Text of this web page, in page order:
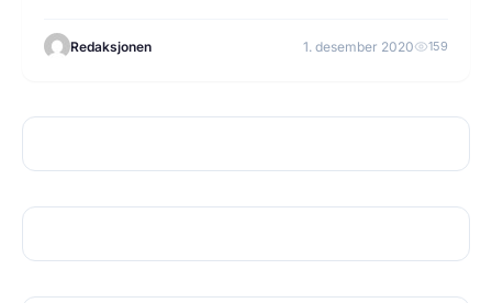
Redaksjonen 1. desember 2020 159